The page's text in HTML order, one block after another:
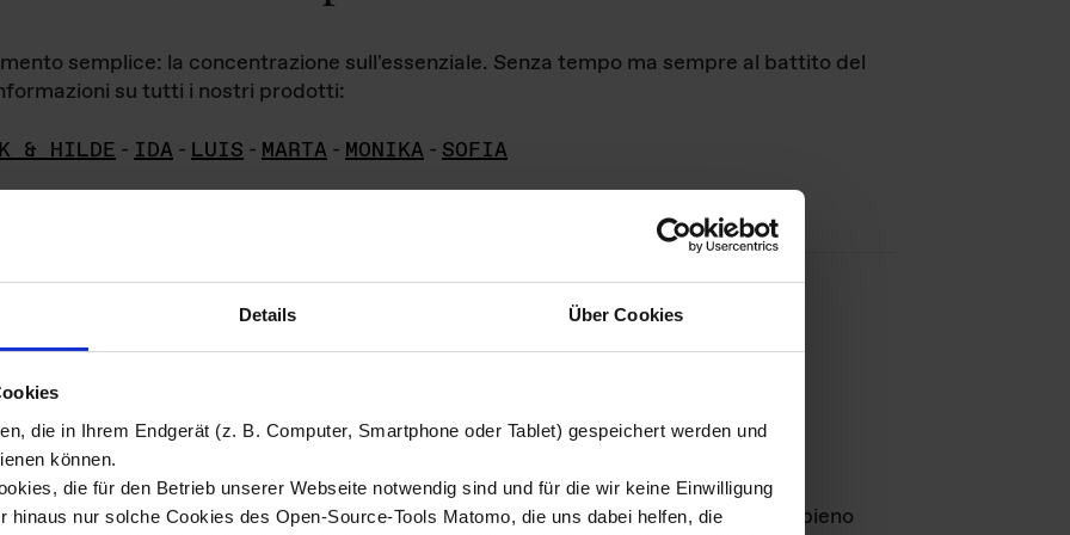
Details Über Cookies
die in Ihrem Endgerät (z. B. Computer, Smartphone oder Tablet) gespeichert werden und
können.
die für den Betrieb unserer Webseite notwendig sind und für die wir keine Einwilligung
hinaus nur solche Cookies des Open-Source-Tools Matomo, die uns dabei helfen, die
semplice: la concentrazione sull'essenziale. Senza tempo ma sempre al battito del
su tutti i nostri prodotti:
& HILDE - IDA - LUIS - MARTA - MONIKA - SOFIA
di immagini
materiale fotografico sono detenuti daDas ganze LebenGmbH e rimangono in pieno